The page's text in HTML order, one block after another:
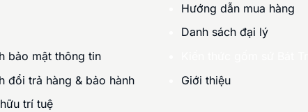
bảo mật thông tin
đổi trả hàng & bảo hành
trí tuệ
Hướng dẫn mua hàng
Danh sách đại lý
Giới thiệu